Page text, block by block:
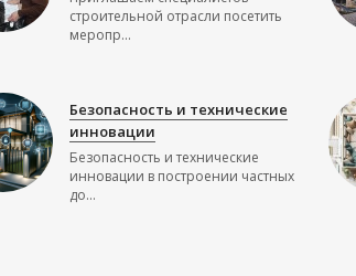
строительной отрасли посетить
меропр...
Безопасность и технические
инновации
Безопасность и технические
инновации в построении частных
до...